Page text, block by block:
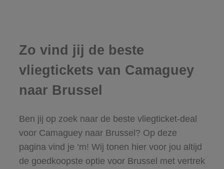
Zo vind jij de beste
vliegtickets van Camaguey
naar Brussel
Ben jij op zoek naar de beste vliegticket-deal
voor Camaguey naar Brussel? Op deze
pagina vind je ‘m! Wij tonen hier voor jou altijd
de goedkoopste optie voor Brussel met vertrek